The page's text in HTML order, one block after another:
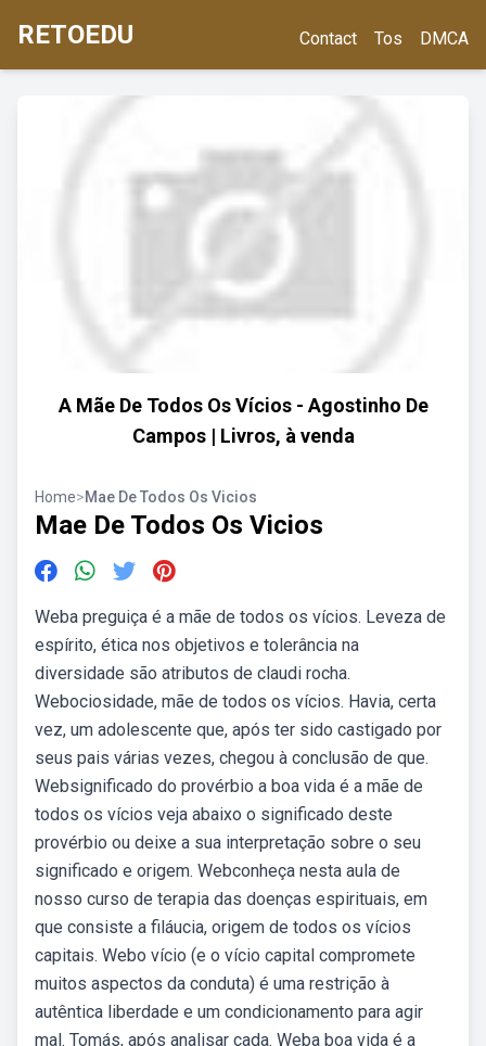
RETOEDU Contact Tos DMCA
A Mãe De Todos Os Vícios - Agostinho De
Campos | Livros, à venda
Home>Mae De Todos Os Vicios
Mae De Todos Os Vicios
Weba preguiça é a mãe de todos os vícios. Leveza de
espírito, ética nos objetivos e tolerância na
diversidade são atributos de claudi rocha.
Webociosidade, mãe de todos os vícios. Havia, certa
vez, um adolescente que, após ter sido castigado por
seus pais várias vezes, chegou à conclusão de que.
Websignificado do provérbio a boa vida é a mãe de
todos os vícios veja abaixo o significado deste
provérbio ou deixe a sua interpretação sobre o seu
significado e origem. Webconheça nesta aula de
nosso curso de terapia das doenças espirituais, em
que consiste a filáucia, origem de todos os vícios
capitais. Webo vício (e o vício capital compromete
muitos aspectos da conduta) é uma restrição à
autêntica liberdade e um condicionamento para agir
mal. Tomás, após analisar cada. Weba boa vida é a